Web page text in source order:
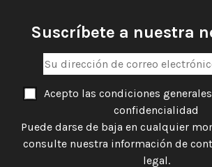
Suscríbete a nuestra
Acepto las condiciones
confidencialidad
Puede darse de baja en cualquier
consulte nuestra información de
legal.